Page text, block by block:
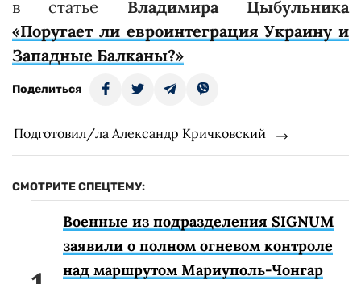
в статье Владимира Цыбульника
«Поругает ли евроинтеграция Украину и
Западные Балканы?»
Поделиться
Подготовил/ла Александр Кричковский
СМОТРИТЕ СПЕЦТЕМУ:
Военные из подразделения SIGNUM
заявили о полном огневом контроле
над маршрутом Мариуполь-Чонгар